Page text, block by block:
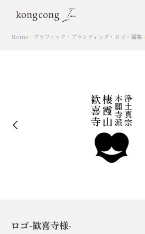
Home › グラフィック ・ ブランディング ・ ロゴ ・ 編集 ›
ロゴ-歓喜寺様-